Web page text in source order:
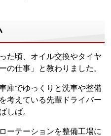
た頃、オイル交換やタイヤ
の仕事」と教わりました。
庫でゆっくりと洗車や整備
考えている先輩ドライバー
しば。
ーテーションを整備工場に